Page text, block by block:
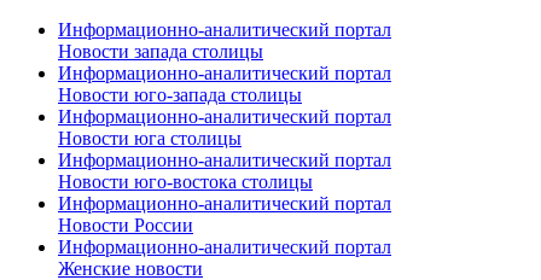
Информационно-аналитический портал
Новости запада столицы
Информационно-аналитический портал
Новости юго-запада столицы
Информационно-аналитический портал
Новости юга столицы
Информационно-аналитический портал
Новости юго-востока столицы
Информационно-аналитический портал
Новости России
Информационно-аналитический портал
Женские новости